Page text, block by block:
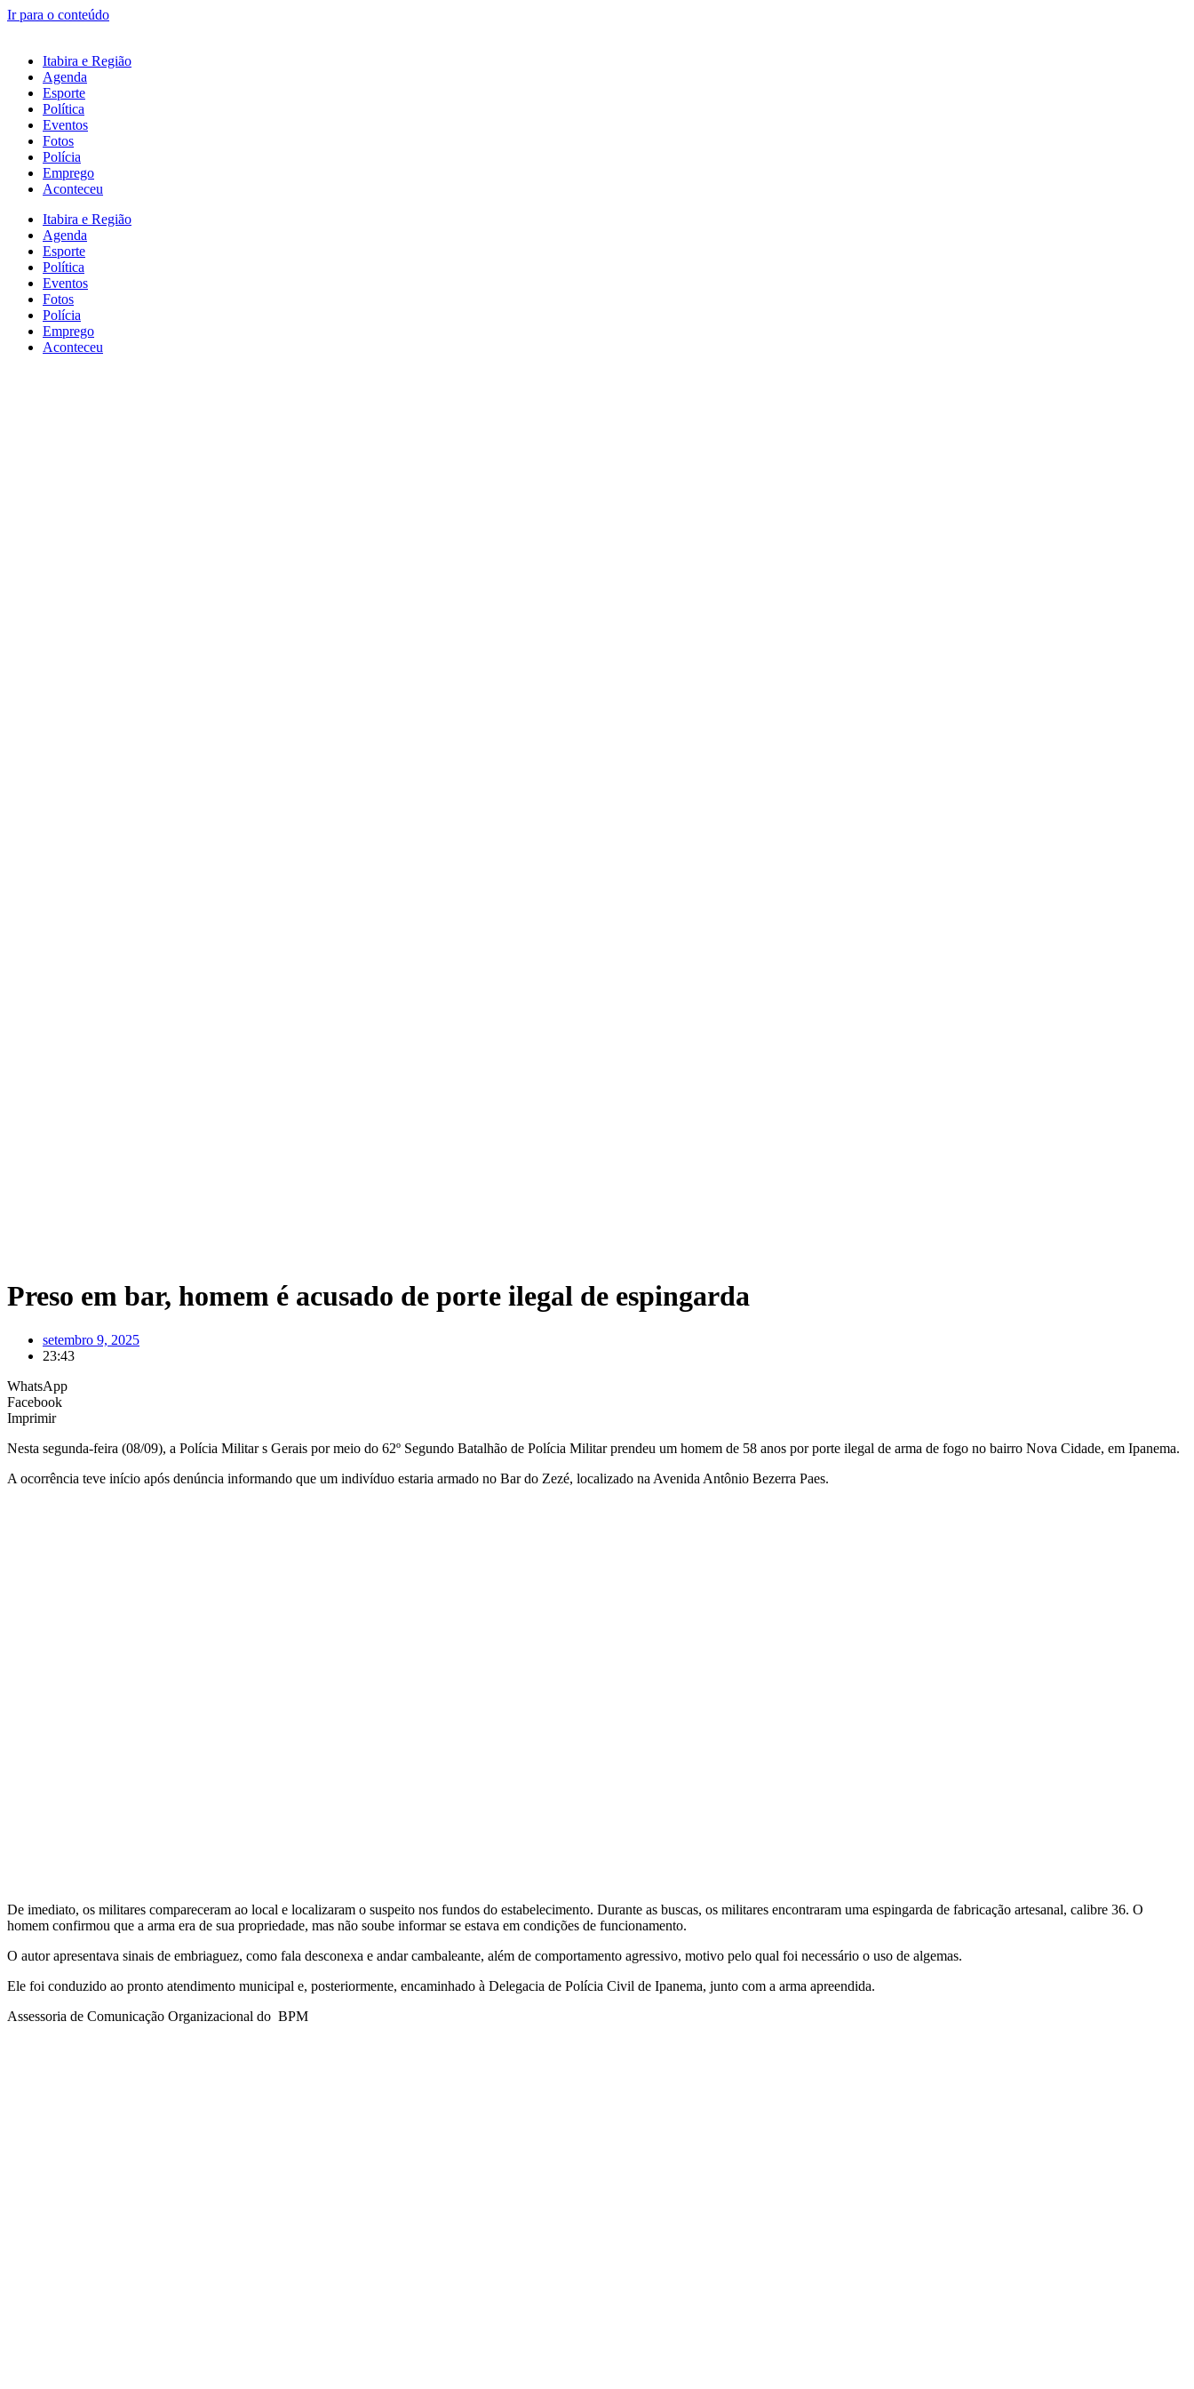
Ir para o conteúdo
Itabira e Região
Agenda
Esporte
Política
Eventos
Fotos
Polícia
Emprego
Aconteceu
Itabira e Região
Agenda
Esporte
Política
Eventos
Fotos
Polícia
Emprego
Aconteceu
Preso em bar, homem é acusado de porte ilegal de espingarda
setembro 9, 2025
23:43
WhatsApp
Facebook
Imprimir
Nesta segunda-feira (08/09), a Polícia Militar s Gerais por meio do 62º Segundo Batalhão de Polícia Militar prendeu um homem de 58 anos por porte ilegal de arma de fogo no bairro Nova Cidade, em Ipanema.
A ocorrência teve início após denúncia informando que um indivíduo estaria armado no Bar do Zezé, localizado na Avenida Antônio Bezerra Paes.
De imediato, os militares compareceram ao local e localizaram o suspeito nos fundos do estabelecimento. Durante as buscas, os militares encontraram uma espingarda de fabricação artesanal, calibre 36. O
homem confirmou que a arma era de sua propriedade, mas não soube informar se estava em condições de funcionamento.
O autor apresentava sinais de embriaguez, como fala desconexa e andar cambaleante, além de comportamento agressivo, motivo pelo qual foi necessário o uso de algemas.
Ele foi conduzido ao pronto atendimento municipal e, posteriormente, encaminhado à Delegacia de Polícia Civil de Ipanema, junto com a arma apreendida.
Assessoria de Comunicação Organizacional do BPM